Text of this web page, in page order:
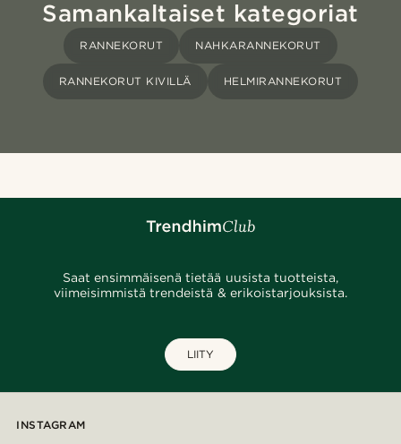
Samankaltaiset kategoriat
RANNEKORUT NAHKARANNEKORUT
RANNEKORUT KIVILLÄ HELMIRANNEKORUT
Saat ensimmäisenä tietää uusista tuotteista,
viimeisimmistä trendeistä & erikoistarjouksista.
LIITY
INSTAGRAM